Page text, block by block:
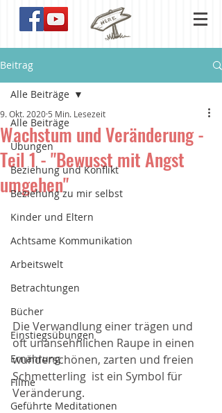
Beitrag
Alle Beiträge
Übungen
Beziehung und Konflikt
Beziehung zu mir selbst
Kinder und Eltern
Achtsame Kommunikation
Arbeitswelt
Betrachtungen
Bücher
Einstiegsübungen
Ernährung
Filme
Geführte Meditationen
Alle Beiträge
Wachstum und Veränderung -
Teil 1 - "Bewusst mit Angst
umgehen"
9. Okt. 2020 5 Min. Lesezeit
Die Verwandlung einer trägen und
oft unansehnlichen Raupe in einen
wunderschönen, zarten und freien
Schmetterling  ist ein Symbol für
Veränderung.